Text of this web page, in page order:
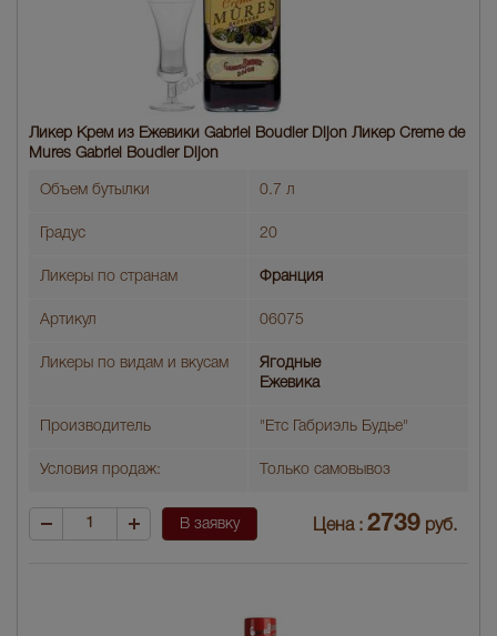
Ликер Крем из Ежевики Gabriel Boudier Dijon Ликер Creme de
Mures Gabriel Boudier Dijon
Объем бутылки 0.7 л
Градус 20
Ликеры по странам Франция
Артикул 06075
Ликеры по видам и вкусам
Ягодные
Ежевика
Производитель "Етс Габриэль Будье"
Условия продаж: Только самовывоз
В заявку Цена : 2739 руб.